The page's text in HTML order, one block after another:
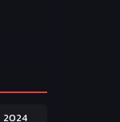
60
2024